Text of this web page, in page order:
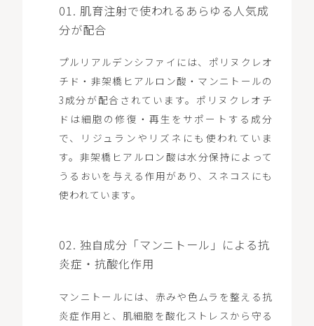
01. 肌育注射で使われるあらゆる人気成
分が配合
プルリアルデンシファイには、ポリヌクレオ
チド・非架橋ヒアルロン酸・マンニトールの
3成分が配合されています。ポリヌクレオチ
ドは細胞の修復・再生をサポートする成分
で、リジュランやリズネにも使われていま
す。非架橋ヒアルロン酸は水分保持によって
うるおいを与える作用があり、スネコスにも
使われています。
02. 独自成分「マンニトール」による抗
炎症・抗酸化作用
マンニトールには、赤みや色ムラを整える抗
炎症作用と、肌細胞を酸化ストレスから守る